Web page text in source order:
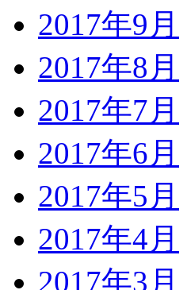
2017年9月
2017年8月
2017年7月
2017年6月
2017年5月
2017年4月
2017年3月